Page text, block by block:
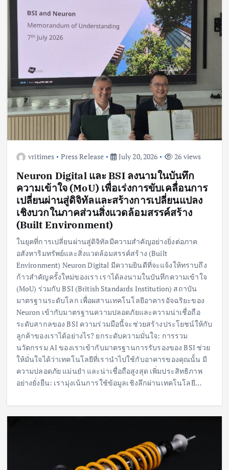
vritimes Press Release July 20, 2026 26 views
Neuron Digital และ BSI ลงนามในบันทึก
ความเข้าใจ (MoU) เพื่อเร่งการขับเคลื่อนการ
เปลี่ยนผ่านสู่ดิจิทัลและสร้างการเปลี่ยนแปลง
เชิงบวกในภาคส่วนสิ่งแวดล้อมสรรค์สร้าง
(Built Environment)
ในยุคที่การเปลี่ยนผ่านสู่ดิจิทัลมีความสำคัญอย่างยิ่งต่อภาค
อสังหาริมทรัพย์และสิ่งแวดล้อมสรรค์สร้าง (Built
Environment) Neuron Digital มีความยินดีที่จะแจ้งให้ทราบถึง
ก้าวสำคัญครั้งใหม่ของเรา เราได้ลงนามในบันทึกความเข้าใจ
(MoU) ร่วมกับ BSI (British Standards Institution) สถาบัน
มาตรฐานระดับโลก เพื่อผสานเทคโนโลยีอาคารอัจฉริยะของ
Neuron เข้ากับมาตรฐานความปลอดภัยและความน่าเชื่อถือ
ระดับสากลของ BSI ความร่วมมือนี้จะช่วยสร้างประโยชน์ให้กับ
ลูกค้าของเราได้อย่างไร? ยกระดับความมั่นใจ: การรวม
นวัตกรรม AI ของเราเข้ากับมาตรฐานการรับรองของ BSI ช่วย
ให้มั่นใจได้ว่าเทคโนโลยีที่เรานำไปใช้กับอาคารของคุณนั้น มี
ความปลอดภัย แม่นยำ และน่าเชื่อถือสูงสุด เพิ่มประสิทธิภาพ
อย่างยั่งยืน: เรามุ่งเน้นการใช้ข้อมูลเชิงลึกผ่านเทคโนโลยี…